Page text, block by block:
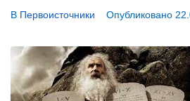
В Первоисточники Опубликовано